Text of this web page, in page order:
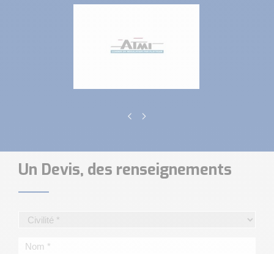
Un Devis, des renseignements